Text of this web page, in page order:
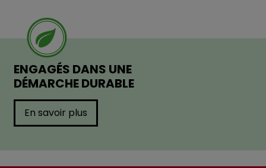
ENGAGÉS DANS UNE
DÉMARCHE DURABLE
En savoir plus